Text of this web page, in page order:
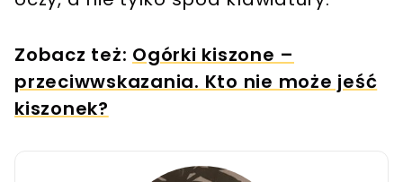
Zobacz też: Ogórki kiszone –
przeciwwskazania. Kto nie może jeść
kiszonek?